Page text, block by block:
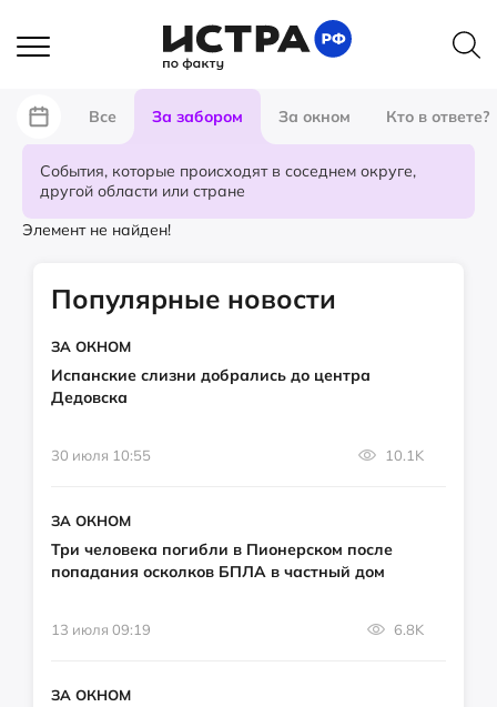
Все За забором За окном Кто в ответе?
События, которые происходят в соседнем округе,
другой области или стране
Элемент не найден!
Популярные новости
ЗА ОКНОМ
Испанские слизни добрались до центра
Дедовска
30 июля 10:55 10.1K
ЗА ОКНОМ
Три человека погибли в Пионерском после
попадания осколков БПЛА в частный дом
13 июля 09:19 6.8K
ЗА ОКНОМ